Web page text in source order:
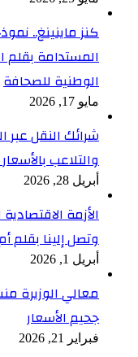
كنز ماينينغ..
المستدامة بقلم
الوطنية للصحافة
مايو 17, 2026
شرائك النقل عبر
والتلاعب
أبريل 28, 2026
الأزمة
وتصل إلينا بقلم
أبريل 1, 2026
معالي الوزيرة
جحيم الأسعار
فبراير 21, 2026